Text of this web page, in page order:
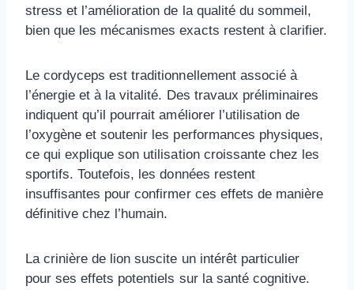
stress et l’amélioration de la qualité du sommeil,
bien que les mécanismes exacts restent à clarifier.
Le cordyceps est traditionnellement associé à
l’énergie et à la vitalité. Des travaux préliminaires
indiquent qu’il pourrait améliorer l’utilisation de
l’oxygène et soutenir les performances physiques,
ce qui explique son utilisation croissante chez les
sportifs. Toutefois, les données restent
insuffisantes pour confirmer ces effets de manière
définitive chez l’humain.
La crinière de lion suscite un intérêt particulier
pour ses effets potentiels sur la santé cognitive.